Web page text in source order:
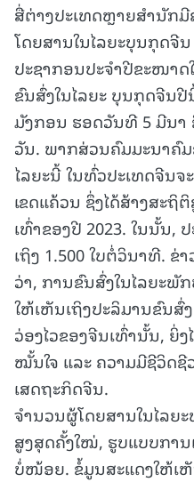
ສື່ຕ່າງປະເທດຫຼາຍສຳນັກ
ໂດຍສານໃນໄລຍະບຸນກຸດຈີ
ປະຊາກອນປະຈຳປີຂະໜາດ
ຂົນສົ່ງໃນໄລຍະ ບຸນກຸດຈີນ
ມັງກອນ ຮອດວັນທີ 5 ມີນາ
ວັນ. ພາກສ່ວນຄົມມະນາຄົມ
ໄລຍະນີ້ ໃນທົ່ວປະເທດຈີນ
ເຂດແຄ້ວນ ຊຶ່ງໄດ້ສ້າງສະຖິ
ເທົ່າຂອງປີ 2023. ໃນນັ້ນ,
ເຖິງ 1.500 ໃບຕໍ່ວິນາທີ. ຂ່
ວ່າ, ການຂົນສົ່ງໃນໄລຍະພັ
ໃຫ້ເຫັນເຖິງປະລິມານຂົນສົ່
ວ່ອງໄວຂອງຈີນເທົ່ານັ້ນ, ຍິ່
ໝັ້ນໃຈ ແລະ ຄວາມມີຊີວິດ
ເສດຖະກິດຈີນ.
ຈຳນວນຜູ້ໂດຍສານໃນໄລ
ສູງສຸດຄັ້ງໃໝ່, ຮູບແບບກາ
ບໍ່ໜ້ອຍ. ຂໍ້ມູນສະແດງໃຫ້ເຫັ